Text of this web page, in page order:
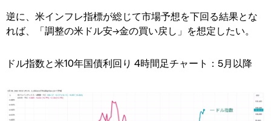
逆に、米インフレ指標が総じて市場予想を下回る結果とな
れば、「調整の米ドル安→金の買い戻し」を想定したい。
ドル指数と米10年国債利回り 4時間足チャート：5月以降